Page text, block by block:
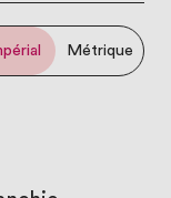
Métrique